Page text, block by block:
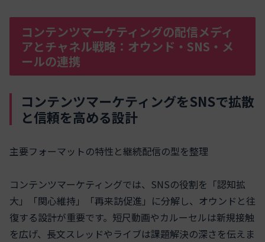
コンテンツマーケティングの配信メディ
アとチャネル戦略：オウンド・SNS・メ
ールの連携
コンテンツマーケティングをSNSで拡散
と信頼を高める設計
主要フォーマットの特性と継続配信の型を整理
コンテンツマーケティングでは、SNSの役割を「認知拡
大」「関心維持」「再来訪促進」に分解し、オウンドと往
復する設計が重要です。短尺動画やカルーセルは新規接触
を広げ、長文スレッドやライブは課題解決の深さを伝えま